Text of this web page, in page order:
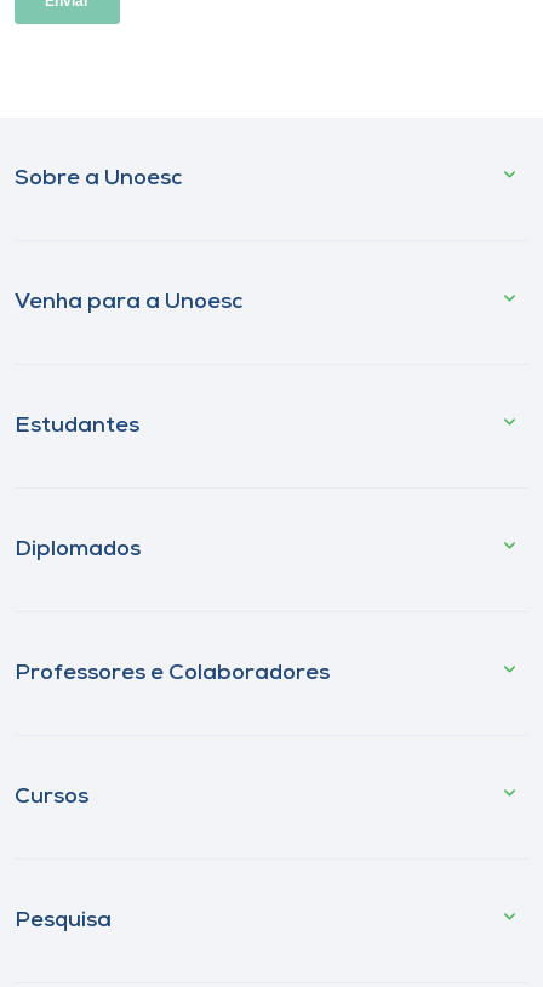
Sobre a Unoesc
Venha para a Unoesc
Estudantes
Diplomados
Professores e Colaboradores
Cursos
Pesquisa